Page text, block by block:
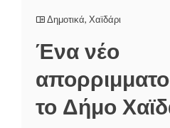
Δημοτικά, Χαϊδάρι
Ένα νέο
το Δήμο